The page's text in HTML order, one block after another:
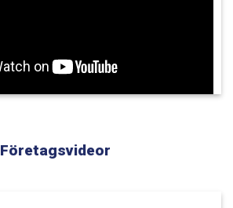
Företagsvideor